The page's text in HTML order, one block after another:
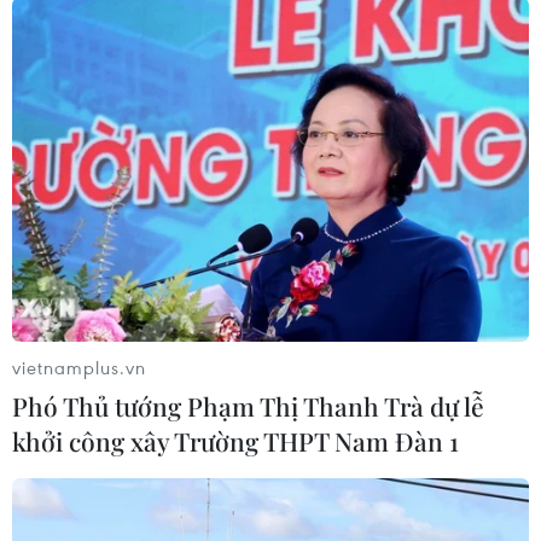
đối tượng “cộm cán” trong xã hội, gây áp lực
cho lực lượng điều tra.
Cơ quan điều tra tiếp tục củng cố tài liệu, chứng
cứ làm rõ hành vi phạm tội của các đối tượng đã
khởi tố; phân loại và xử lý các vật chứng, tiếp
tục mở rộng điều tra và tổ chức tuyên truyền,
vận động nhân dân tố giác ngăn ngừa các hành
vi phạm tội gây mất an ninh trật tự./.
(TTXVN/Vietnam+)
vietnamplus.vn
Phó Thủ tướng Phạm Thị Thanh Trà dự lễ
khởi công xây Trường THPT Nam Đàn 1